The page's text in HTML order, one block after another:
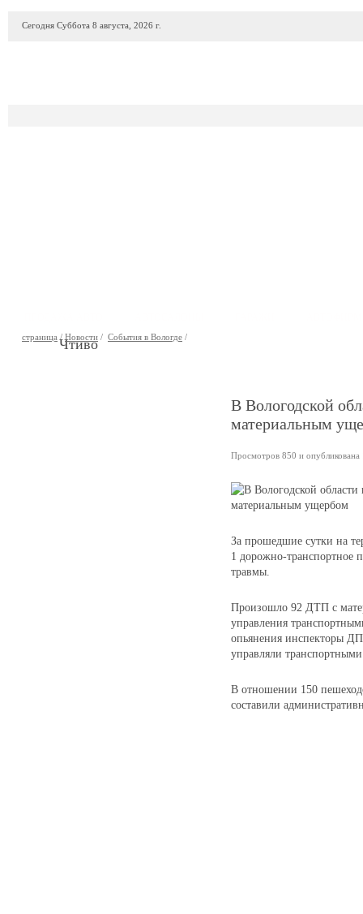
Сегодня Суббота 8 августа, 2026 г.
страница / Новости / События в Вологде /
Чтиво
В Вологодской
материальным
Просмотров 850 и опубликована
За прошедшие сутки на
1 дорожно-транспортное
травмы.
Произошло 92 ДТП с
управления
опьянения инспекторы
управляли транспортными
В отношении 150
составили